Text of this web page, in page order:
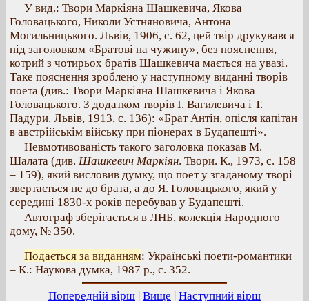
У вид.: Твори Маркіяна Шашкевича, Якова
Головацького, Николи Устняновича, Антона
Могильницького. Львів, 1906, с. 62, цей твір друкувався
під заголовком «Братові на чужину», без пояснення,
котрий з чотирьох братів Шашкевича мається на увазі.
Таке пояснення зроблено у наступному виданні творів
поета (див.: Твори Маркіяна Шашкевича і Якова
Головацького. З додатком творів І. Вагилевича і Т.
Падури. Львів, 1913, с. 136): «Брат Антін, опісля капітан
в австрійськім війську при піонерах в Будапешті».
Невмотивованість такого заголовка показав М.
Шалата (див. Шашкевич Маркіян. Твори. К., 1973, с. 158
– 159), який висловив думку, що поет у згаданому творі
звертається не до брата, а до Я. Головацького, який у
середині 1830-х років перебував у Будапешті.
Автограф зберігається в ЛНБ, колекція Народного
дому, № 350.
Подається за виданням: Українські поети-романтики
– К.: Наукова думка, 1987 р., с. 352.
Попередній вірш | Вище | Наступний вірш